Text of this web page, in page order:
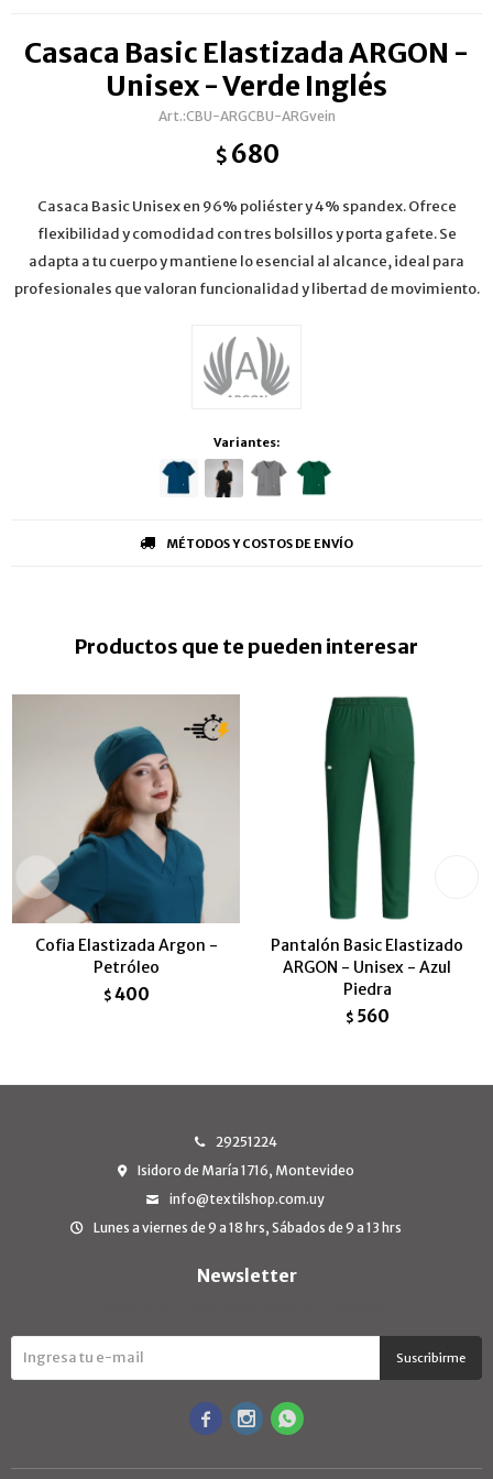
Casaca Basic Elastizada ARGON -
Unisex - Verde Inglés
CBU-ARGCBU-ARGvein
$ 680
Casaca Basic Unisex en 96% poliéster y 4% spandex. Ofrece
flexibilidad y comodidad con tres bolsillos y porta gafete. Se
adapta a tu cuerpo y mantiene lo esencial al alcance, ideal para
profesionales que valoran funcionalidad y libertad de movimiento.
Variantes:
MÉTODOS Y COSTOS DE ENVÍO
Productos que te pueden interesar
Cofia Elastizada Argon -
Petróleo
$ 400
Pantalón Basic Elastizado
ARGON - Unisex - Azul
Piedra
$ 560
29251224
Isidoro de María 1716, Montevideo
info@textilshop.com.uy
Lunes a viernes de 9 a 18 hrs, Sábados de 9 a 13 hrs
Newsletter
Suscribirme
  